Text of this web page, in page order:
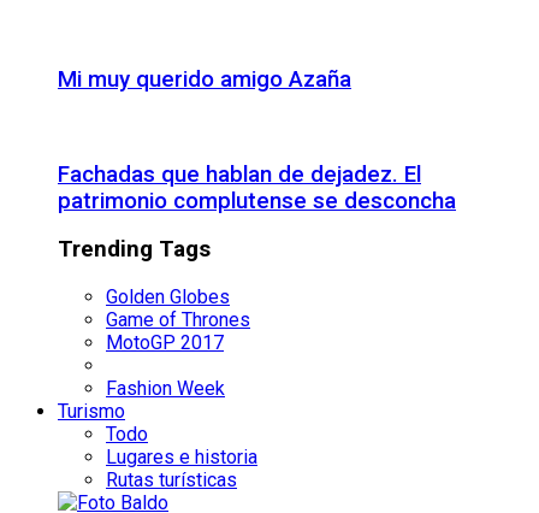
Mi muy querido amigo Azaña
Fachadas que hablan de dejadez. El
patrimonio complutense se desconcha
Trending Tags
Golden Globes
Game of Thrones
MotoGP 2017
Fashion Week
Turismo
Todo
Lugares e historia
Rutas turísticas